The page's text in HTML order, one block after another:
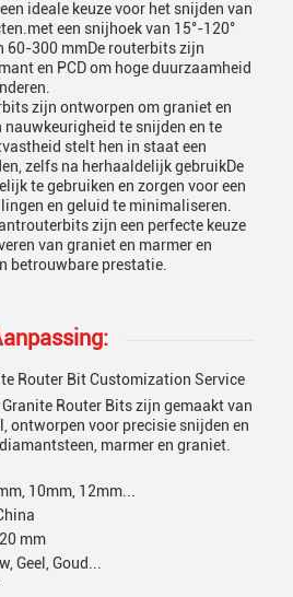
ideale keuze voor het snijden van
een snijhoek van 15°-120°
60-300 mmDe routerbits zijn
en PCD om hoge duurzaamheid
zijn ontworpen om graniet en
nauwkeurigheid te snijden en te
stelt hen in staat een
zelfs na herhaaldelijk gebruikDe
te gebruiken en zorgen voor een
en geluid te minimaliseren.
zijn een perfecte keuze
van graniet en marmer en
betrouwbare prestatie.
Router Bit Customization Service
Router Bits zijn gemaakt van
ontworpen voor precisie snijden en
marmer en graniet.
10mm, 12mm...
mm
Geel, Goud...